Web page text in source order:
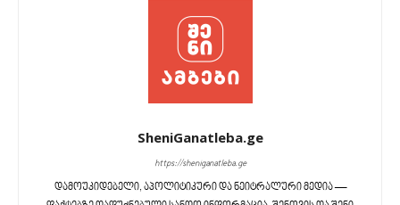
SheniGanatleba.ge
https://sheniganatleba.ge
დამოუკიდებელი, აპოლიტიკური და ნეიტრალური მედია —